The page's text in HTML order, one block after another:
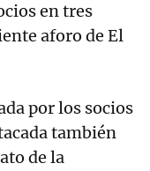
en tres
aforo de El
por los socios
también
de la